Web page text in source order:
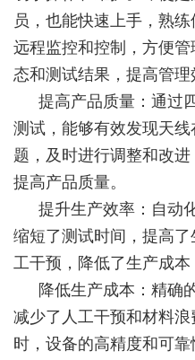
员，也能快速上手，熟
远程监控和控制，方便
态和测试结果，提高管理
提高产品质量：通过
测试，能够有效发现天
题，及时进行调整和改进
提高产品质量。
提升生产效率：自动
缩短了测试时间，提高
工干预，降低了生产成本
降低生产成本：精确
减少了人工干预和材料
时，设备的高精度和可靠